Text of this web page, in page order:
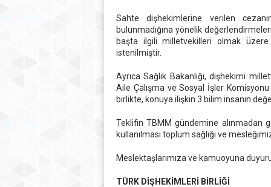
Sahte dişhekimlerine verilen
bulunmadığına yönelik
başta ilgili milletvekilleri olmak
istenilmiştir.
Ayrıca Sağlık Bakanlığı, dişhekimi
Aile Çalışma ve Sosyal İşler Komisyonu
birlikte, konuya ilişkin 3 bilim insanın
Teklifin TBMM gündemine alınmadan
kullanılması toplum sağlığı ve
Meslektaşlarımıza ve kamuoyuna
TÜRK DİŞHEKİMLERİ BİRLİĞİ